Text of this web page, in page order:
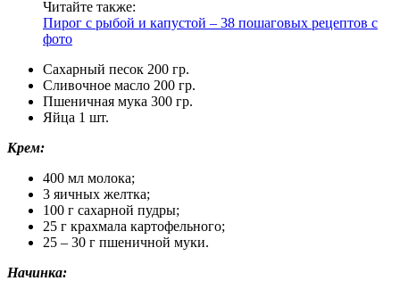
Читайте также:
Пирог с рыбой и капустой – 38 пошаговых рецептов с
фото
Сахарный песок 200 гр.
Сливочное масло 200 гр.
Пшеничная мука 300 гр.
Яйца 1 шт.
Крем:
400 мл молока;
3 яичных желтка;
100 г сахарной пудры;
25 г крахмала картофельного;
25 – 30 г пшеничной муки.
Начинка: